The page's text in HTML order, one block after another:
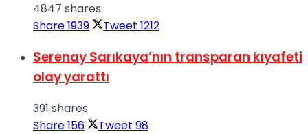
4847 shares
Share1939 Tweet 1212
Serenay Sarıkaya’nın transparan kıyafeti
olay yarattı
391 shares
Share156 Tweet 98